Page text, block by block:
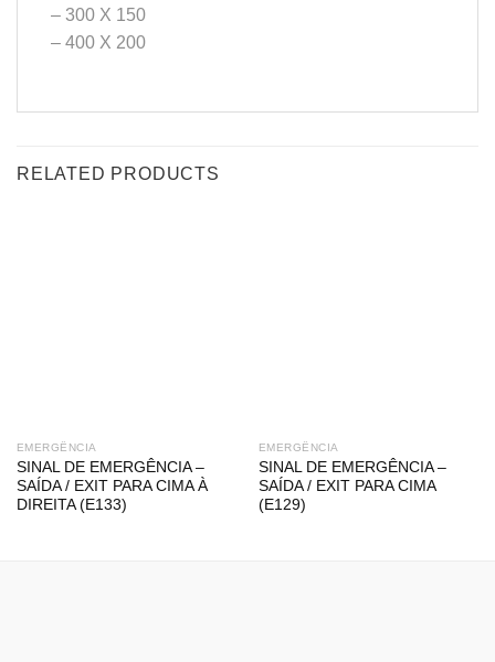
– 300 X 150
– 400 X 200
RELATED PRODUCTS
EMERGÊNCIA
SINAL DE EMERGÊNCIA –
SAÍDA / EXIT PARA CIMA À
DIREITA (E133)
EMERGÊNCIA
SINAL DE EMERGÊNCIA –
SAÍDA / EXIT PARA CIMA
(E129)